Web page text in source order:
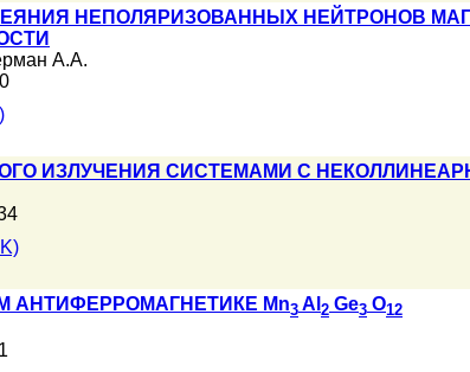
НЕПОЛЯРИЗОВАННЫХ НЕЙТРОНОВ
А.А.
ИЗЛУЧЕНИЯ СИСТЕМАМИ С
АНТИФЕРРОМАГНЕТИКЕ Mn3 Al 2 Ge3 O12